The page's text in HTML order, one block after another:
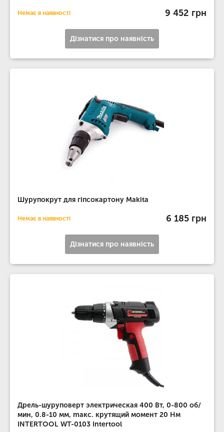
Немає в наявності 9 452 грн
Дізнатися про наявність
Шурупокрут для гіпсокартону Makita
Немає в наявності 6 185 грн
Дізнатися про наявність
Дрель-шуруповерт электрическая 400 Вт, 0-800 об/
мин, 0.8-10 мм, maкс. крутящий момент 20 Нм
INTERTOOL WT-0103 Intertool